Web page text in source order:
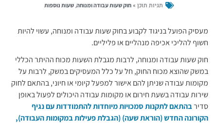
תגיות תוכן » חוק שעות עבודה ומנוחה,שעות נוספות
מעסיק הפועל בניגוד לקבוע בחוק שעות עבודה ומנוחה, עשוי להיות
חשוף להליכי אכיפה מנהליים או פליליים.
חוק שעות עבודה ומנוחה, לרבות מגבלת השעות מכוח ההיתר הכללי
במשק שהוצא מכוח החוק, חל על כלל המעסיקים במשק, לרבות על
מקומות עבודה שניתן להם אישור למפעל קיומי או חיוני, בהתאם לחוק
שירות עבודה בשעת חירום או מקומות עבודה היכולים לפעול באופן
סדירבהתאם לתקנות סמכויות מיוחדות להתמודדות עם נגיף
הקורונה החדש (הוראת שעה) (הגבלת פעילות במקומות העבודה),